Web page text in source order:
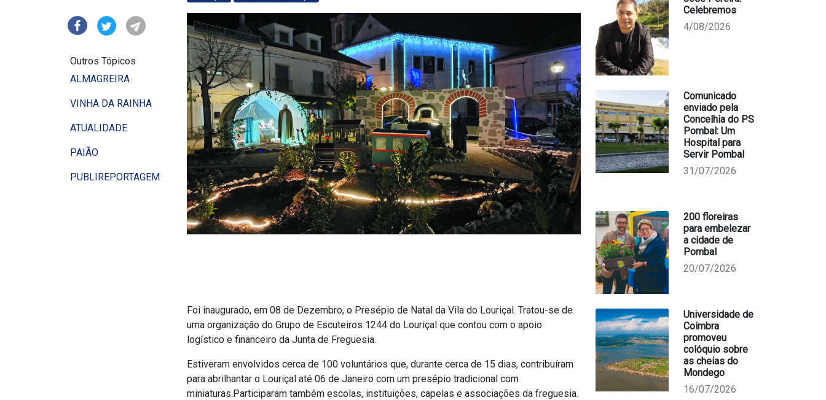
Outros Tópicos
ALMAGREIRA
VINHA DA RAINHA
ATUALIDADE
PAIÃO
PUBLIREPORTAGEM
Foi inaugurado, em 08 de Dezembro, o Presépio de Natal da Vila do Louriçal. Tratou-se de
uma organização do Grupo de Escuteiros 1244 do Louriçal que contou com o apoio
logístico e financeiro da Junta de Freguesia.
Estiveram envolvidos cerca de 100 voluntários que, durante cerca de 15 dias, contribuíram
para abrilhantar o Louriçal até 06 de Janeiro com um presépio tradicional com
miniaturas.Participaram também escolas, instituições, capelas e associações da freguesia.
Celebremos
4/08/2026
Comunicado
enviado pela
Concelhia do PS
Pombal: Um
Hospital para
Servir Pombal
31/07/2026
200 floreiras
para embelezar
a cidade de
Pombal
20/07/2026
Universidade de
Coimbra
promoveu
colóquio sobre
as cheias do
Mondego
16/07/2026